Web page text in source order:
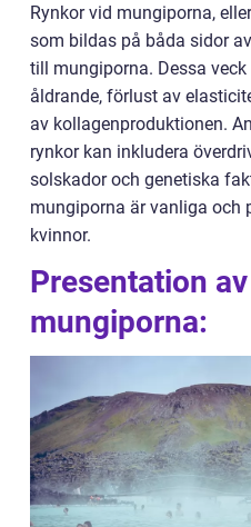
Rynkor vid mungiporna,
som bildas på båda sidor
till mungiporna. Dessa
åldrande, förlust av
av kollagenproduktionen.
rynkor kan inkludera
solskador och genetiska
mungiporna är vanliga och
kvinnor.
Presentation
mungiporna: